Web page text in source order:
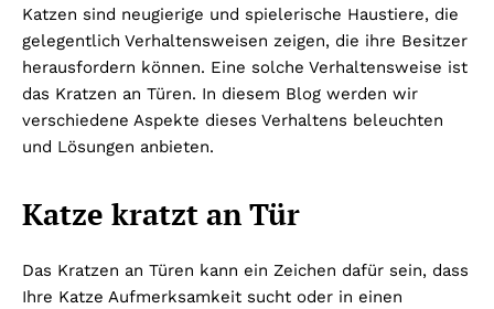
Katzen sind neugierige und spielerische Haustiere, die
gelegentlich Verhaltensweisen zeigen, die ihre Besitzer
herausfordern können. Eine solche Verhaltensweise ist
das Kratzen an Türen. In diesem Blog werden wir
verschiedene Aspekte dieses Verhaltens beleuchten
und Lösungen anbieten.
Katze kratzt an Tür
Das Kratzen an Türen kann ein Zeichen dafür sein, dass
Ihre Katze Aufmerksamkeit sucht oder in einen